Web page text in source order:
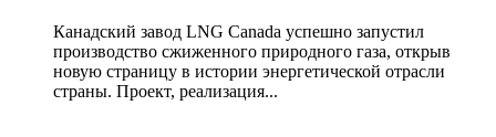
Канадский завод LNG Canada успешно запустил
производство сжиженного природного газа, открыв
новую страницу в истории энергетической отрасли
страны. Проект, реализация...